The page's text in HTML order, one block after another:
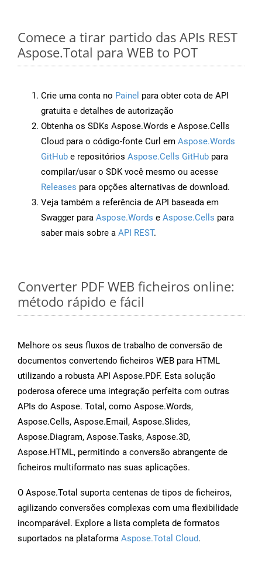
Comece a tirar partido das APIs REST
Aspose.Total para WEB to POT
Crie uma conta no Painel para obter cota de API
gratuita e detalhes de autorização
Obtenha os SDKs Aspose.Words e Aspose.Cells
Cloud para o código-fonte Curl em Aspose.Words
GitHub e repositórios Aspose.Cells GitHub para
compilar/usar o SDK você mesmo ou acesse
Releases para opções alternativas de download.
Veja também a referência de API baseada em
Swagger para Aspose.Words e Aspose.Cells para
saber mais sobre a API REST.
Converter PDF WEB ficheiros online:
método rápido e fácil
Melhore os seus fluxos de trabalho de conversão de
documentos convertendo ficheiros WEB para HTML
utilizando a robusta API Aspose.PDF. Esta solução
poderosa oferece uma integração perfeita com outras
APIs do Aspose. Total, como Aspose.Words,
Aspose.Cells, Aspose.Email, Aspose.Slides,
Aspose.Diagram, Aspose.Tasks, Aspose.3D,
Aspose.HTML, permitindo a conversão abrangente de
ficheiros multiformato nas suas aplicações.
O Aspose.Total suporta centenas de tipos de ficheiros,
agilizando conversões complexas com uma flexibilidade
incomparável. Explore a lista completa de formatos
suportados na plataforma Aspose.Total Cloud.